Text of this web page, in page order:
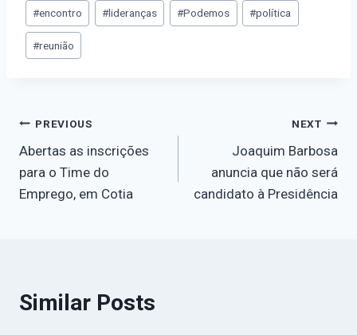
#encontro #lideranças #Podemos #política
#reunião
PREVIOUS
Abertas as inscrições
para o Time do
Emprego, em Cotia
NEXT
Joaquim Barbosa
anuncia que não será
candidato à Presidência
Similar Posts